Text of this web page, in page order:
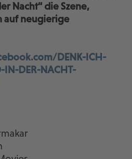
Nacht“ die Szene,
auf neugierige
DENK-ICH-
IN-DER-NACHT-